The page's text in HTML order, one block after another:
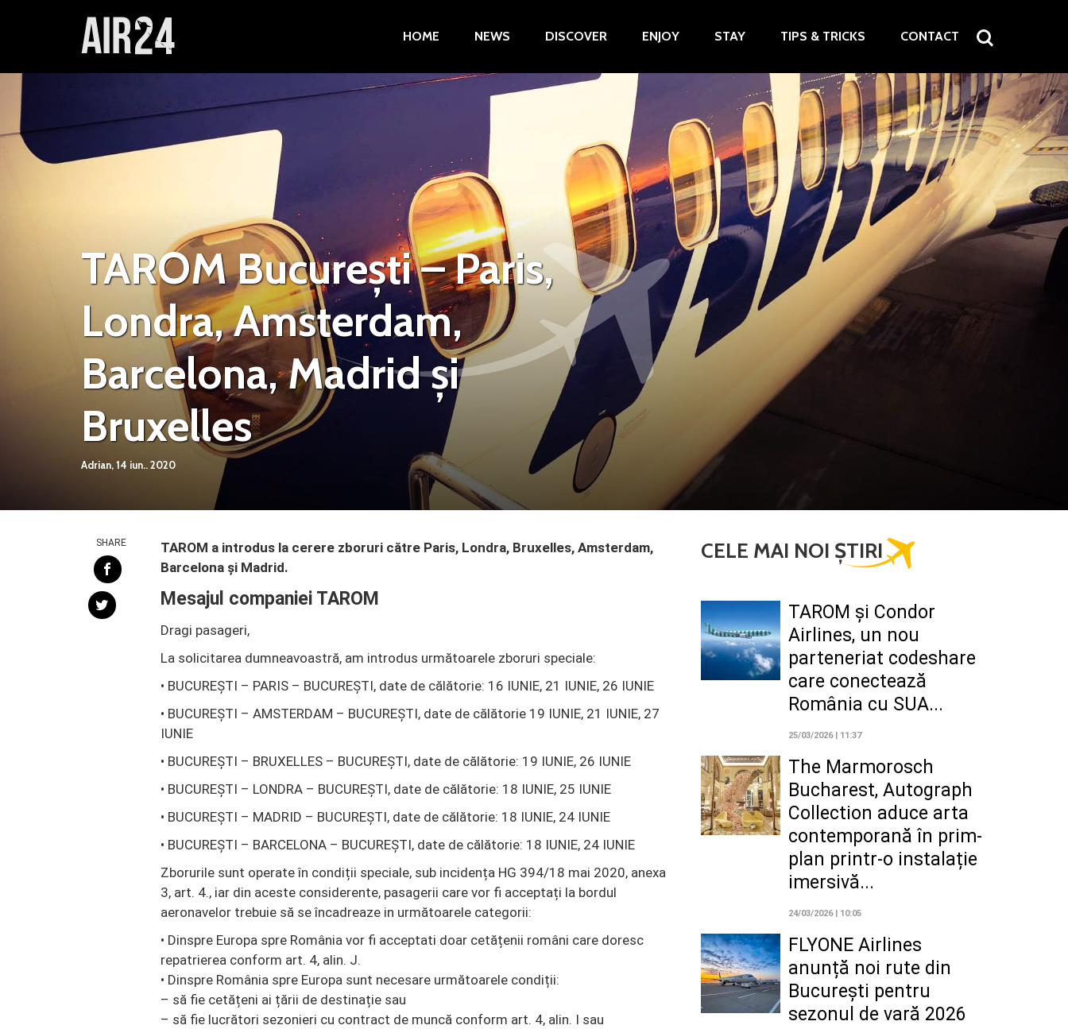
HOME NEWS DISCOVER ENJOY STAY TIPS & TRICKS CONTACT
TAROM București – Paris,
Londra, Amsterdam,
Barcelona, Madrid și
Bruxelles
Adrian,14 iun.. 2020
TAROM a introdus la cerere zboruri către Paris, Londra, Bruxelles, Amsterdam,
Barcelona și Madrid.
Mesajul companiei TAROM
Dragi pasageri,
La solicitarea dumneavoastră, am introdus următoarele zboruri speciale:
• BUCUREȘTI – PARIS – BUCUREȘTI, date de călătorie: 16 IUNIE, 21 IUNIE, 26 IUNIE
• BUCUREȘTI – AMSTERDAM – BUCUREȘTI, date de călătorie 19 IUNIE, 21 IUNIE, 27
IUNIE
• BUCUREȘTI – BRUXELLES – BUCUREȘTI, date de călătorie: 19 IUNIE, 26 IUNIE
• BUCUREȘTI – LONDRA – BUCUREȘTI, date de călătorie: 18 IUNIE, 25 IUNIE
• BUCUREȘTI – MADRID – BUCUREȘTI, date de călătorie: 18 IUNIE, 24 IUNIE
• BUCUREȘTI – BARCELONA – BUCUREȘTI, date de călătorie: 18 IUNIE, 24 IUNIE
Zborurile sunt operate în condiții speciale, sub incidența HG 394/18 mai 2020, anexa
3, art. 4., iar din aceste considerente, pasagerii care vor fi acceptați la bordul
aeronavelor trebuie să se încadreaze in următoarele categorii:
• Dinspre Europa spre România vor fi acceptati doar cetățenii români care doresc
repatrierea conform art. 4, alin. J.
• Dinspre România spre Europa sunt necesare următoarele condiții:
– să fie cetățeni ai țării de destinație sau
– să fie lucrători sezonieri cu contract de muncă conform art. 4, alin. I sau
SHARE CELE MAI NOI ȘTIRI
TAROM şi Condor
Airlines, un nou
parteneriat codeshare
care conectează
România cu SUA...
25/03/2026 | 11:37
The Marmorosch
Bucharest, Autograph
Collection aduce arta
contemporană în prim-
plan printr-o instalație
imersivă...
24/03/2026 | 10:05
FLYONE Airlines
anunță noi rute din
București pentru
sezonul de vară 2026